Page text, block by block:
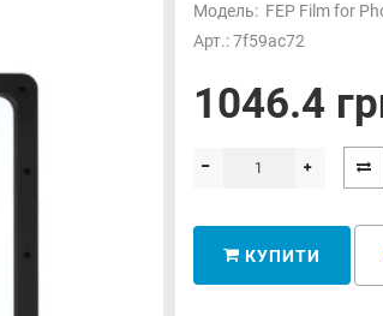
Модель: FEP Film for
Арт.: 7f59ac72
1046.4
КУПИТИ